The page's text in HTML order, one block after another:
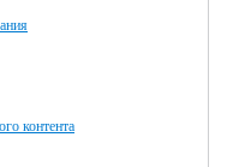
контента